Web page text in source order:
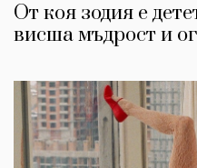
От коя зодия е
висша мъдрост и